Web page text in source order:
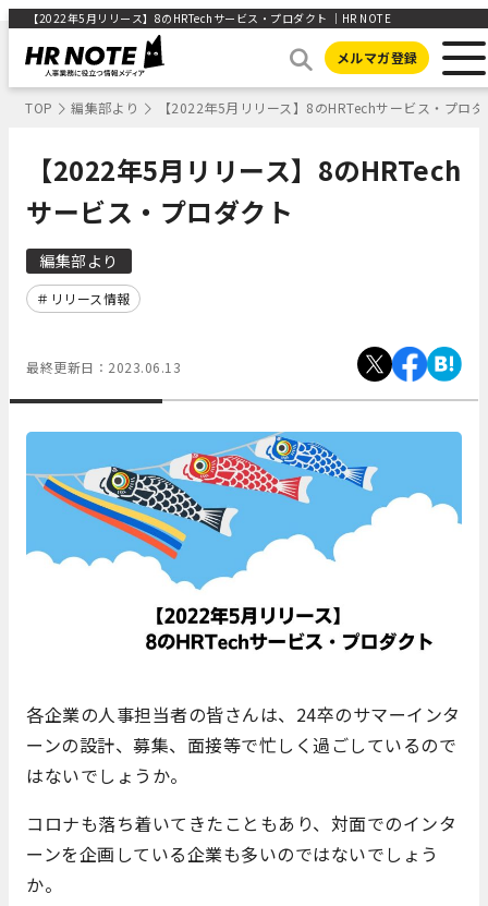
【2022年5月リリース】8のHRTechサービス・プロダクト ｜HR NOTE
メルマガ登録
TOP 編集部より 【2022年5月リリース】8のHRTechサービス・プロ
【2022年5月リリース】8のHRTech
サービス・プロダクト
編集部より
リリース情報
最終更新日： 2023.06.13
各企業の人事担当者の皆さんは、24卒のサマーインタ
ーンの設計、募集、面接等で忙しく過ごしているので
はないでしょうか。
コロナも落ち着いてきたこともあり、対面でのインタ
ーンを企画している企業も多いのではないでしょう
か。